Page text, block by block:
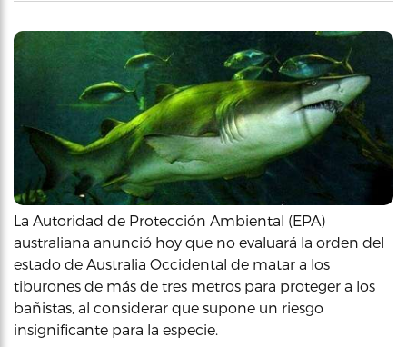
La Autoridad de Protección Ambiental (EPA)
australiana anunció hoy que no evaluará la orden del
estado de Australia Occidental de matar a los
tiburones de más de tres metros para proteger a los
bañistas, al considerar que supone un riesgo
insignificante para la especie.